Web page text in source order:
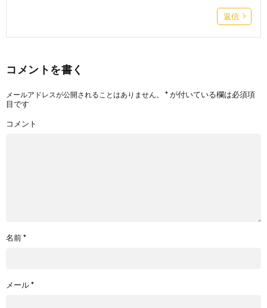
返信
コメントを書く
メールアドレスが公開されることはありません。 *が付いている欄は必須項
目です
コメント
名前*
メール*